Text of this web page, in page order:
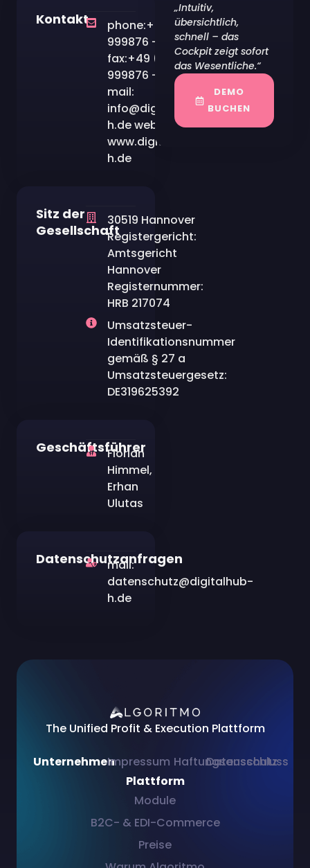
Kontakt
phone:+49 (0)511
999876 – 80
fax:+49 (0)511
999876 – 99
mail:
info@digitalhub-
h.de web:
www.digitalhub-
h.de
Sitz der
Gesellschaft
30519 Hannover
Registergericht:
Amtsgericht
Hannover
Registernummer:
HRB 217074
Umsatzsteuer-
Identifikationsnummer
gemäß § 27 a
Umsatzsteuergesetz:
DE319625392
Geschäftsführer
Florian
Himmel,
Erhan
Ulutas
Datenschutzanfragen
mail:
datenschutz@digitalhub-
h.de
„Intuitiv,
übersichtlich,
schnell – das
Cockpit zeigt sofort
das Wesentliche.“
DEMO
BUCHEN
The Unified Profit & Execution Plattform
UnternehmenImpressum Haftungsausschluss
Datenschutz
Plattform
Module
B2C- & EDI-Commerce
Preise